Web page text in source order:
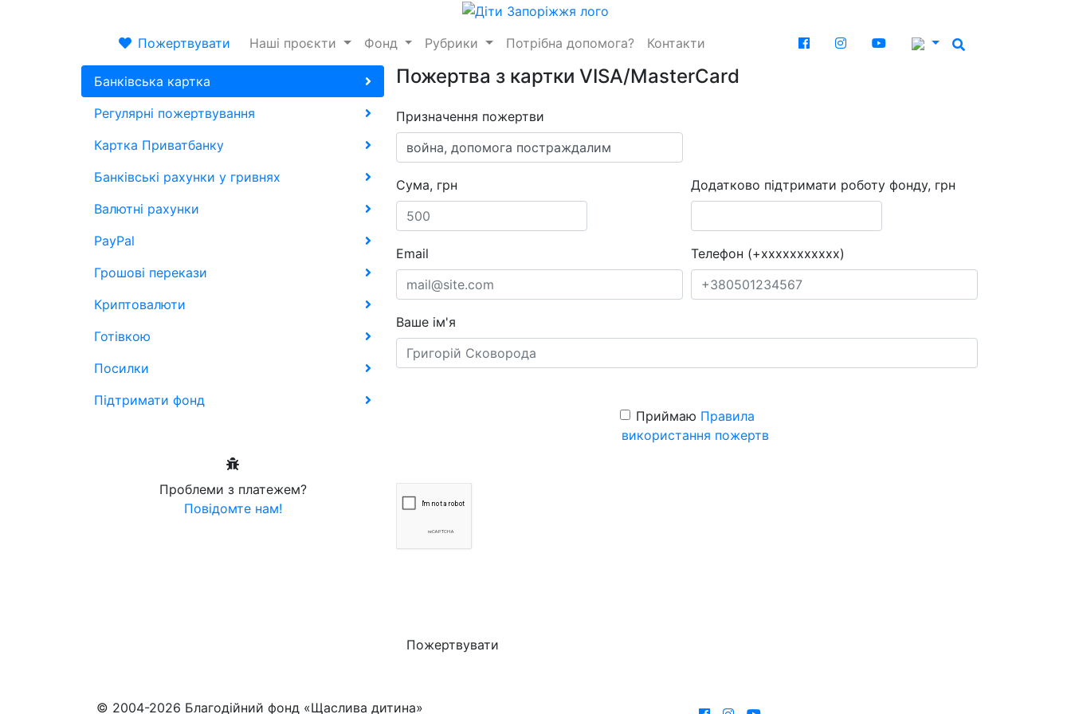
Пожертвувати Наші проєкти Фонд Рубрики Потрібна допомога? Контакти
Банківська картка
Регулярні пожертвування
Картка Приватбанку
Банківські рахунки у гривнях
Валютні рахунки
PayPal
Грошові перекази
Криптовалюти
Готівкою
Посилки
Підтримати фонд
Проблеми з платежем?
Повідомте нам!
Пожертва з картки VISA/MasterCard
Призначення пожертви
Сума, грн Додатково підтримати роботу фонду, грн
Email Телефон (+xxxxxxxxxxx)
Ваше ім'я
Приймаю Правила
використання пожертв
Пожертвувати
© 2004-2026 Благодійний фонд «Щаслива дитина»